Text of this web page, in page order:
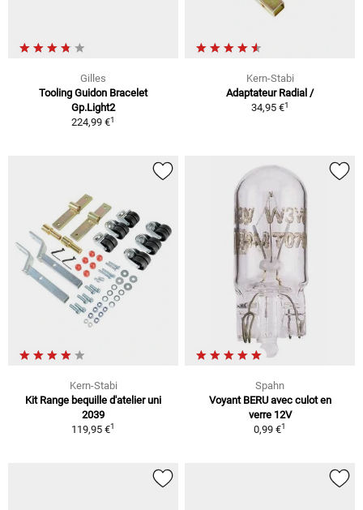
Gilles
Tooling Guidon Bracelet
Gp.Light2
224,99 €1
Kern-Stabi
Adaptateur Radial /
34,95 €1
Kern-Stabi
Kit Range bequille d'atelier uni
2039
119,95 €1
Spahn
Voyant BERU avec culot en
verre 12V
0,99 €1